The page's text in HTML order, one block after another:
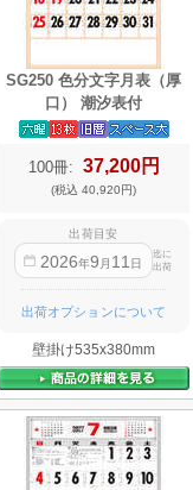
SG250 色分文字月表（厚
口） 潮汐表付
100冊: 37,200円
(税込 40,920円)
出荷目安
2026年9 月 11 日
迄に
出荷
出荷オプションについて
壁掛け535x380mm